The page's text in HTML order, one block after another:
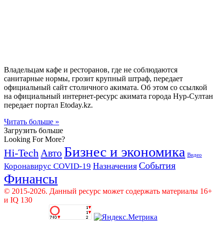
Владельцам кафе и ресторанов, где не соблюдаются
санитарные нормы, грозит крупный штраф, передает
официальный сайт столичного акимата. Об этом со ссылкой
на официальный интернет-ресурс акимата города Нур-Султан
передает портал Еtoday.kz.
Читать больше »
Загрузить больше
Looking For More?
Hi-TechАвто Бизнес и экономика Видео
Коронавирус COVID-19 Назначения События
Финансы
© 2015-2026. Данный ресурс может содержать материалы 16+
и IQ 130